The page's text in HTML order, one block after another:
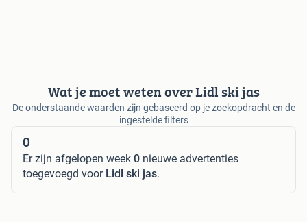
Wat je moet weten over Lidl ski jas
De onderstaande waarden zijn gebaseerd op je zoekopdracht en de
ingestelde filters
0
Er zijn afgelopen week 0 nieuwe advertenties
toegevoegd voor Lidl ski jas.